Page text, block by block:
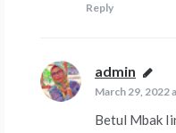
Reply
admin says:
March 29, 2022
Betul Mbak